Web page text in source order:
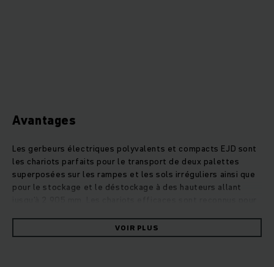
Avantages
Les gerbeurs électriques polyvalents et compacts EJD sont
les chariots parfaits pour le transport de deux palettes
superposées sur les rampes et les sols irréguliers ainsi que
pour le stockage et le déstockage à des hauteurs allant
maximale, même dans les entrepôts étroits. Grâce à la prise
simultanée de deux palettes, les EJD travaillent deux fois
VOIR PLUS